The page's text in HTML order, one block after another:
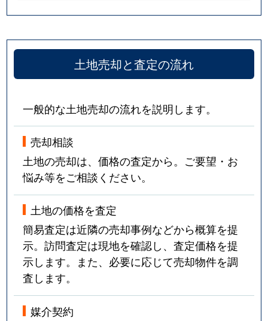
土地売却と査定の流れ
一般的な土地売却の流れを説明します。
売却相談
土地の売却は、価格の査定から。ご要望・お
悩み等をご相談ください。
土地の価格を査定
簡易査定は近隣の売却事例などから概算を提
示。訪問査定は現地を確認し、査定価格を提
示します。また、必要に応じて売却物件を調
査します。
媒介契約